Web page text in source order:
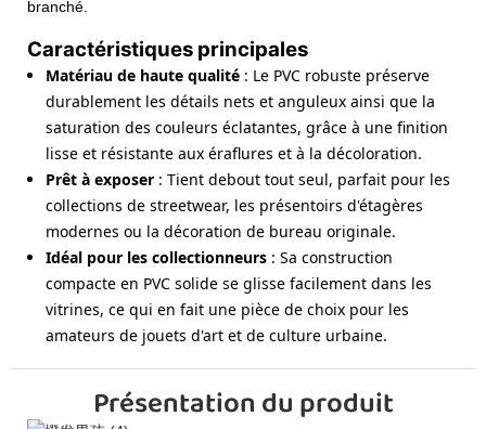
branché.
Caractéristiques principales
Matériau de haute qualité: Le PVC robuste préserve
durablement les détails nets et anguleux ainsi que la
saturation des couleurs éclatantes, grâce à une finition
lisse et résistante aux éraflures et à la décoloration.
Prêt à exposer: Tient debout tout seul, parfait pour les
collections de streetwear, les présentoirs d'étagères
modernes ou la décoration de bureau originale.
Idéal pour les collectionneurs: Sa construction
compacte en PVC solide se glisse facilement dans les
vitrines, ce qui en fait une pièce de choix pour les
amateurs de jouets d'art et de culture urbaine.
Présentation du produit